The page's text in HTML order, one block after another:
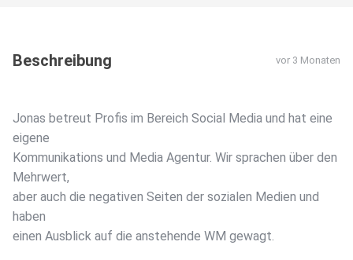
Beschreibung vor 3 Monaten
Jonas betreut Profis im Bereich Social Media und hat eine
eigene
Kommunikations und Media Agentur. Wir sprachen über den
Mehrwert,
aber auch die negativen Seiten der sozialen Medien und
haben
einen Ausblick auf die anstehende WM gewagt.